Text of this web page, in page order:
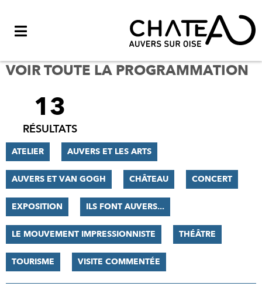
VOIR TOUTE LA PROGRAMMATION
FILTRER
RÉSULTATS
13
RÉSULTATS
ATELIER AUVERS ET LES ARTS
AUVERS ET VAN GOGH CHÂTEAU CONCERT
EXPOSITION ILS FONT AUVERS...
LE MOUVEMENT IMPRESSIONNISTE THÉÂTRE
TOURISME VISITE COMMENTÉE